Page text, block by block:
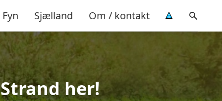
Fyn Sjælland Om / kontakt
her!